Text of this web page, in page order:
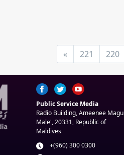
220
221
»
Public Service Media
Radio Building, Ameenee Magu
Male', 20331, Republic of
Maldives
+(960) 300 0300